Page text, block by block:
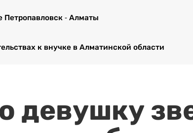
Петропавловск - Алматы
к внучке в Алматинской области
девушку